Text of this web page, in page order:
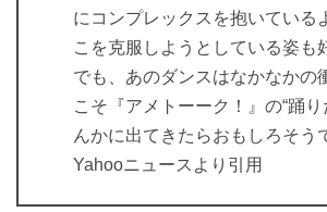
にコンプレックスを抱いている
こを克服しようとしている姿も
でも、あのダンスはなかなかの
こそ『アメトーーク！』の“踊
んかに出てきたらおもしろそう
Yahooニュースより引用